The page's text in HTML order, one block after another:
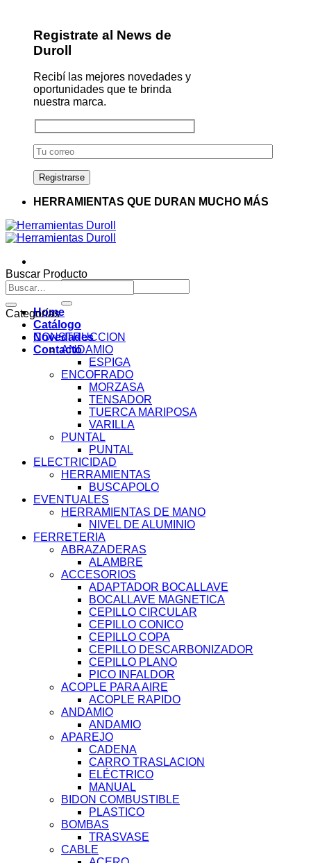
Registrate al News de
Duroll
Recibí las mejores novedades y
oportunidades que te brinda
nuestra marca.
HERRAMIENTAS QUE DURAN MUCHO MÁS
Buscar
por:
Home
Catálogo
Novedades
Contacto
Buscar Producto
Buscar
por:
Categorías
CONSTRUCCION
ANDAMIO
ESPIGA
ENCOFRADO
MORZASA
TENSADOR
TUERCA MARIPOSA
VARILLA
PUNTAL
PUNTAL
ELECTRICIDAD
HERRAMIENTAS
BUSCAPOLO
EVENTUALES
HERRAMIENTAS DE MANO
NIVEL DE ALUMINIO
FERRETERIA
ABRAZADERAS
ALAMBRE
ACCESORIOS
ADAPTADOR BOCALLAVE
BOCALLAVE MAGNETICA
CEPILLO CIRCULAR
CEPILLO CONICO
CEPILLO COPA
CEPILLO DESCARBONIZADOR
CEPILLO PLANO
PICO INFALDOR
ACOPLE PARA AIRE
ACOPLE RAPIDO
ANDAMIO
ANDAMIO
APAREJO
CADENA
CARRO TRASLACION
ELÉCTRICO
MANUAL
BIDON COMBUSTIBLE
PLASTICO
BOMBAS
TRASVASE
CABLE